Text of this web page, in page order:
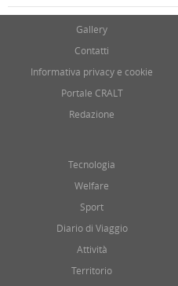
Gallery
Contatti
Informativa privacy e cookie
Portale CRALT
Redazione
Tecnologia
Welfare
Sport
Diario di Viaggio
Attività
Territorio